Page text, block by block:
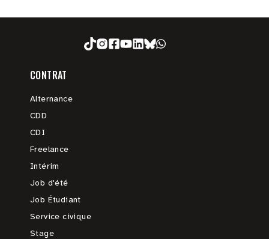
CONTRAT
Alternance
CDD
CDI
Freelance
Intérim
Job d'été
Job Étudiant
Service civique
Stage